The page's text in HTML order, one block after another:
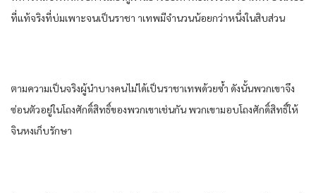
ที่​แท้จริง​ที่​บ่ม​เพาะ​จน​เป็น​ราชา า​เทพ​มีจำนวน​น้อยกว่า​หนึ่ง​ใน​สิบ​ส่วน​
ตามความเป็นจริง​ผู้นำ​บางคน​ไม่ได้​เป็น​ราชา​เทพ​ด้วยซ้ำ​ ดังนั้น​พวกเขา​จึง
ซ่อนตัว​อยู่​ใน​โถงศักดิ์สิทธิ์​ของ​พวกเขา​เช่นกัน​ พวกเขา​มอบ​โถงศักดิ์สิทธิ์​ให้​
จิน​หง​เก็บรักษา​